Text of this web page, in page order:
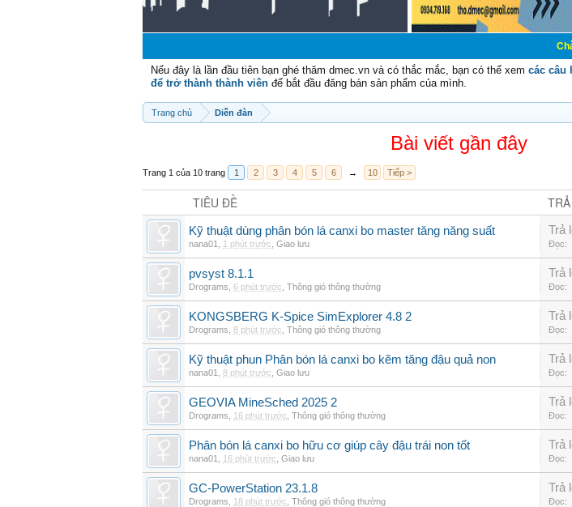
Chào mừng
Nếu đây là lần đầu tiên bạn ghé thăm dmec.vn và có thắc mắc, bạn có thể xem các câu
để trở thành thành viên để bắt đầu đăng bán sản phẩm của mình.
Trang chủ Diễn đàn
Bài viết gần đây
Trang 1 của 10 trang 1 2 3 4 5 6 → 10 Tiếp >
TIÊU ĐỀ
Kỹ thuật dùng phân bón lá canxi bo master tăng năng suất
nana01 1 phút trước Giao lưu
Trả
Đọc:
pvsyst 8.1.1
Drograms 6 phút trước Thông gió thông thường
Trả
Đọc:
KONGSBERG K-Spice SimExplorer 4.8 2
Drograms 8 phút trước Thông gió thông thường
Trả
Đọc:
Kỹ thuật phun Phân bón lá canxi bo kẽm tăng đậu quả non
nana01 8 phút trước Giao lưu
Trả
Đọc:
GEOVIA MineSched 2025 2
Drograms 16 phút trước Thông gió thông thường
Trả
Đọc:
Phân bón lá canxi bo hữu cơ giúp cây đậu trái non tốt
nana01 16 phút trước Giao lưu
Trả
Đọc:
GC-PowerStation 23.1.8
Drograms 18 phút trước Thông gió thông thường
Trả
Đọc: